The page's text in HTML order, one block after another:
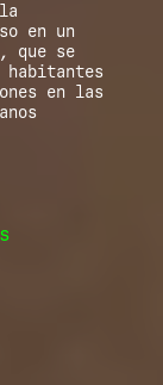
en un
que se
en las